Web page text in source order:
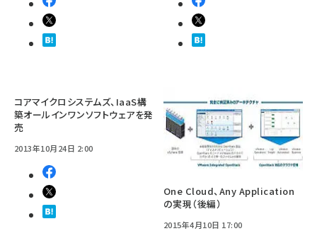
コアマイクロシステムズ、IaaS構
築オールインワンソフトウェアを発
売
2013年10月24日 2:00
One Cloud、Any Application
の実現（後編）
2015年4月10日 17:00